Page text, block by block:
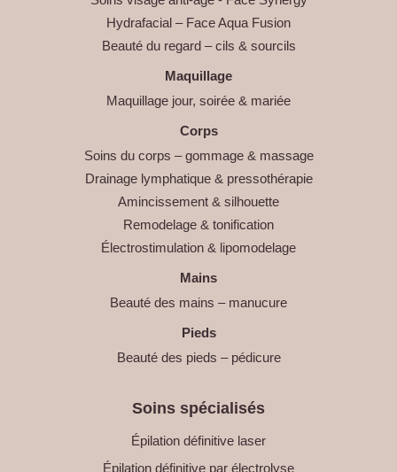
Hydrafacial – Face Aqua Fusion
Beauté du regard – cils & sourcils
Maquillage
Maquillage jour, soirée & mariée
Corps
Soins du corps – gommage & massage
Drainage lymphatique & pressothérapie
Amincissement & silhouette
Remodelage & tonification
Électrostimulation & lipomodelage
Mains
Beauté des mains – manucure
Pieds
Beauté des pieds – pédicure
Soins spécialisés
Épilation définitive laser
Épilation définitive par électrolyse